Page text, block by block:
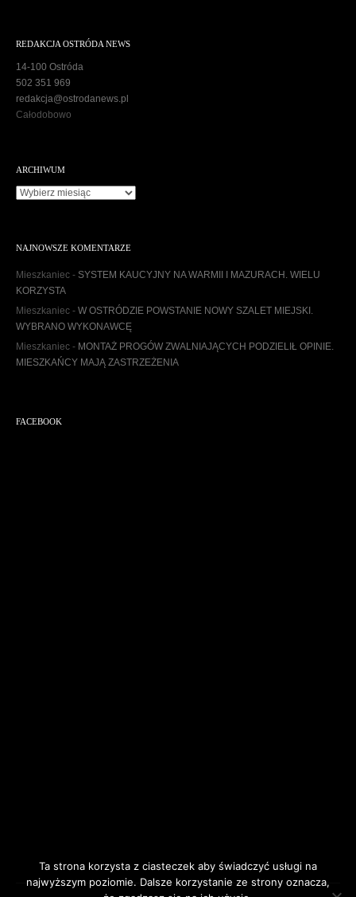
REDAKCJA OSTRÓDA NEWS
14-100 Ostróda
502 351 969
redakcja@ostrodanews.pl
Całodobowo
ARCHIWUM
A
w
u
NAJNOWSZE KOMENTARZE
Mieszkaniec - SYSTEM KAUCYJNY NA WARMII I MAZURACH. WIELU
KORZYSTA
Mieszkaniec - W OSTRÓDZIE POWSTANIE NOWY SZALET MIEJSKI.
WYBRANO WYKONAWCĘ
Mieszkaniec - MONTAŻ PROGÓW ZWALNIAJĄCYCH PODZIELIŁ OPINIE.
MIESZKAŃCY MAJĄ ZASTRZEŻENIA
FACEBOOK
Ta strona korzysta z ciasteczek aby świadczyć usługi na
najwyższym poziomie. Dalsze korzystanie ze strony oznacza,